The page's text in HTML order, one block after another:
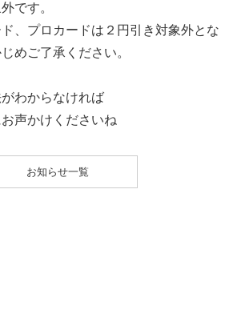
です。
、プロカードは２円引き対象外とな
めご了承ください。
わからなければ
声かけくださいね
お知らせ一覧